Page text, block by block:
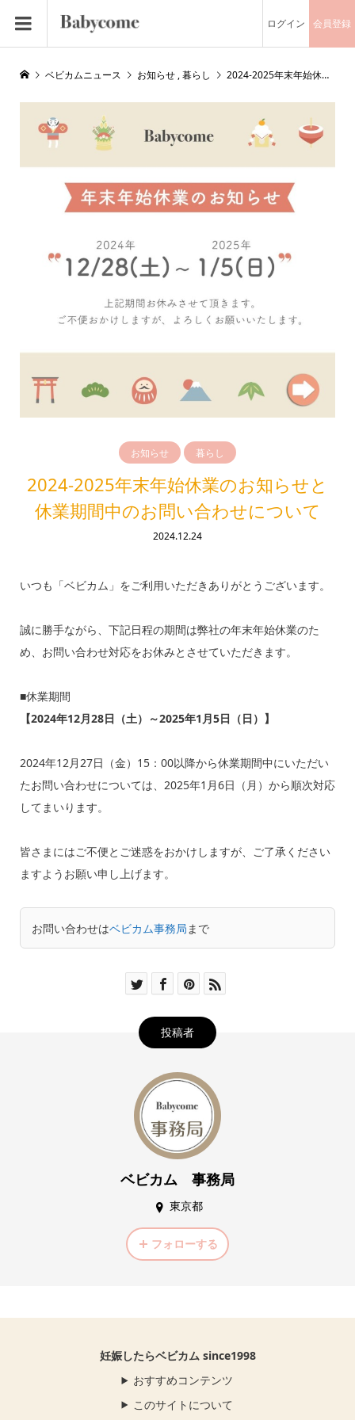
ログイン 会員登録
ベビカムニュース お知らせ ,暮らし 2024-2025年末年始休業のお知らせと休業期間中のお問い合わせについて
お知らせ 暮らし
2024-2025年末年始休業のお知らせと
休業期間中のお問い合わせについて
2024.12.24
いつも「ベビカム」をご利用いただきありがとうございます。
誠に勝手ながら、下記日程の期間は弊社の年末年始休業のた
め、お問い合わせ対応をお休みとさせていただきます。
■休業期間
【2024年12月28日（土）～2025年1月5日（日）】
2024年12月27日（金）15：00以降から休業期間中にいただい
たお問い合わせについては、2025年1月6日（月）から順次対応
してまいります。
皆さまにはご不便とご迷惑をおかけしますが、ご了承ください
ますようお願い申し上げます。
お問い合わせはベビカム事務局まで
投稿者
ベビカム 事務局
東京都
フォローする
妊娠したらベビカム since1998
おすすめコンテンツ
このサイトについて